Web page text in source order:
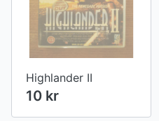
Highlander II
10 kr